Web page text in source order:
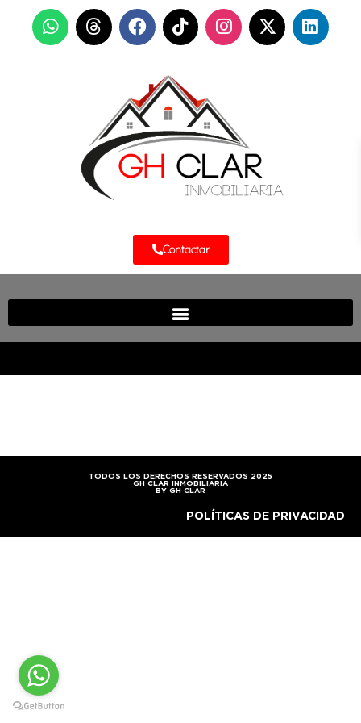
Contactar
TODOS LOS DERECHOS RESERVADOS 2025
GH CLAR INMOBILIARIA
BY GH CLAR
POLÍTICAS DE PRIVACIDAD